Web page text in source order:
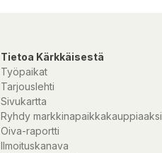
Tietoa Kärkkäisestä
Työpaikat
Tarjouslehti
Sivukartta
Ryhdy markkinapaikkakauppiaaksi
Oiva-raportti
Ilmoituskanava